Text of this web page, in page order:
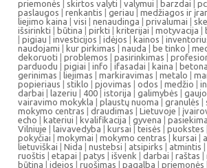
priemonės | skirtos valyti | valymui | barzdai |
paslaugos | renkantis | geriau | medžiagos ir
liejimo kaina | visi | nenaudinga | privalumai |
išsirinkti | būtina | pirkti | kriterijai | motyvacija |
| pigiau | investicijos | idėjos | kainos |
naudojami | kur pirkimas | nauda | be tinko |
dekoruoti | problemos | pasirinkimas |
parduodu | pigiai | info | ifasadai | kaina |
gerinimas | liejimas | markiravimas | metalo |
popieriaus | stiklo | pjovimas | odos | medžio |
darbai | lazeriu | 400 | istorija | galimybės |
vairavimo mokykla | plaustų nuoma | granulės |
mokymo centras | draudimas | Lietuvoje |
echo | kateriui | kvalifikacija | gyvena |
Vilniuje | laivavedyba | kursai | teisės | puokstes
pokyčiai | mokymai | mokymo centras | kursai |
lietuviškai | Nida | nustebsi | atsipirks | atmintis |
ruoštis | etapai | patys | išvenk | darbai | raštas |
būtina | idejos | ruošimas | pagalba | priemonės